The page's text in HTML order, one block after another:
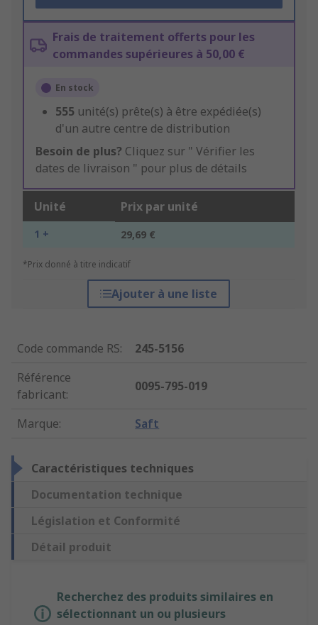
Frais de traitement offerts pour les
commandes supérieures à 50,00 €
En stock
555 unité(s) prête(s) à être expédiée(s)
d'un autre centre de distribution
Besoin de plus? Cliquez sur " Vérifier les
dates de livraison " pour plus de détails
Unité Prix par unité
1 + 29,69 €
*Prix donné à titre indicatif
Ajouter à une liste
Code commande RS:
245-5156
Référence
fabricant:
0095-795-019
Marque: Saft
Caractéristiques techniques
Documentation technique
Législation et Conformité
Détail produit
Recherchez des produits similaires en
sélectionnant un ou plusieurs